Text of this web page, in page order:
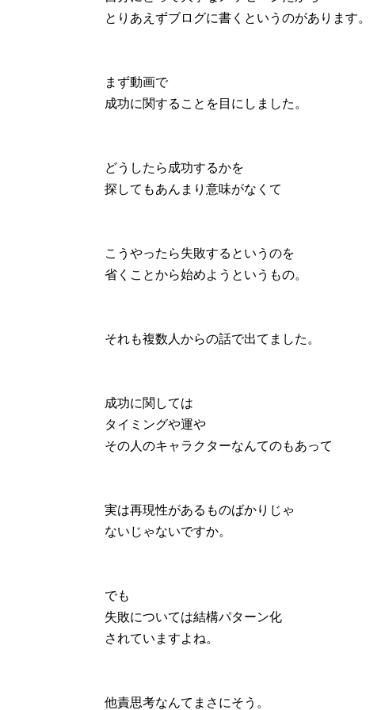
とりあえずブログに書くというのがあります。
まず動画で
成功に関することを目にしました。
どうしたら成功するかを
探してもあんまり意味がなくて
こうやったら失敗するというのを
省くことから始めようというもの。
それも複数人からの話で出てました。
成功に関しては
タイミングや運や
その人のキャラクターなんてのもあって
実は再現性があるものばかりじゃ
ないじゃないですか。
でも
失敗については結構パターン化
されていますよね。
他責思考なんてまさにそう。